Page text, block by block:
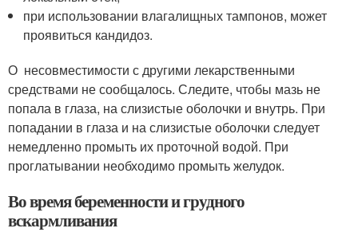
при использовании влагалищных тампонов, может
проявиться кандидоз.
О несовместимости с другими лекарственными
средствами не сообщалось. Следите, чтобы мазь не
попала в глаза, на слизистые оболочки и внутрь. При
попадании в глаза и на слизистые оболочки следует
немедленно промыть их проточной водой. При
проглатывании необходимо промыть желудок.
Во время беременности и грудного
вскармливания